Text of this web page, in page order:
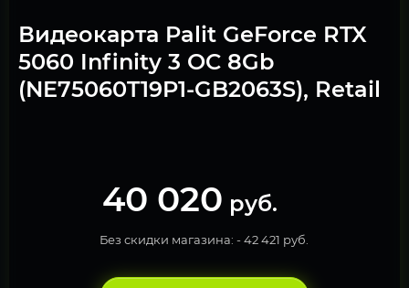
Видеокарта Palit GeForce RTX
5060 Infinity 3 OC 8Gb
(NE75060T19P1-GB2063S), Retail
40 020 руб.
Без скидки магазина: -42 421 руб.